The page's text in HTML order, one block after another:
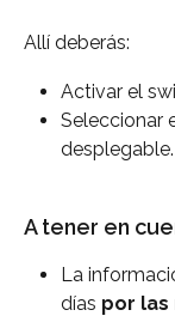
Allí deberás:
Activar el
Seleccionar
desplegable.
A tener en
La
días por las